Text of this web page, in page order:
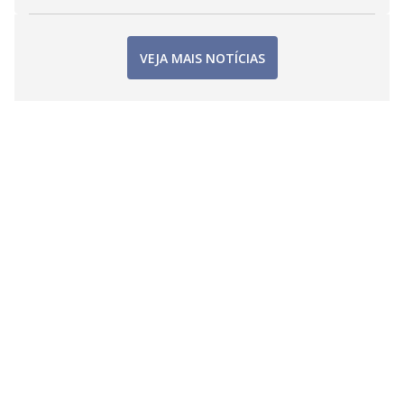
VEJA MAIS NOTÍCIAS